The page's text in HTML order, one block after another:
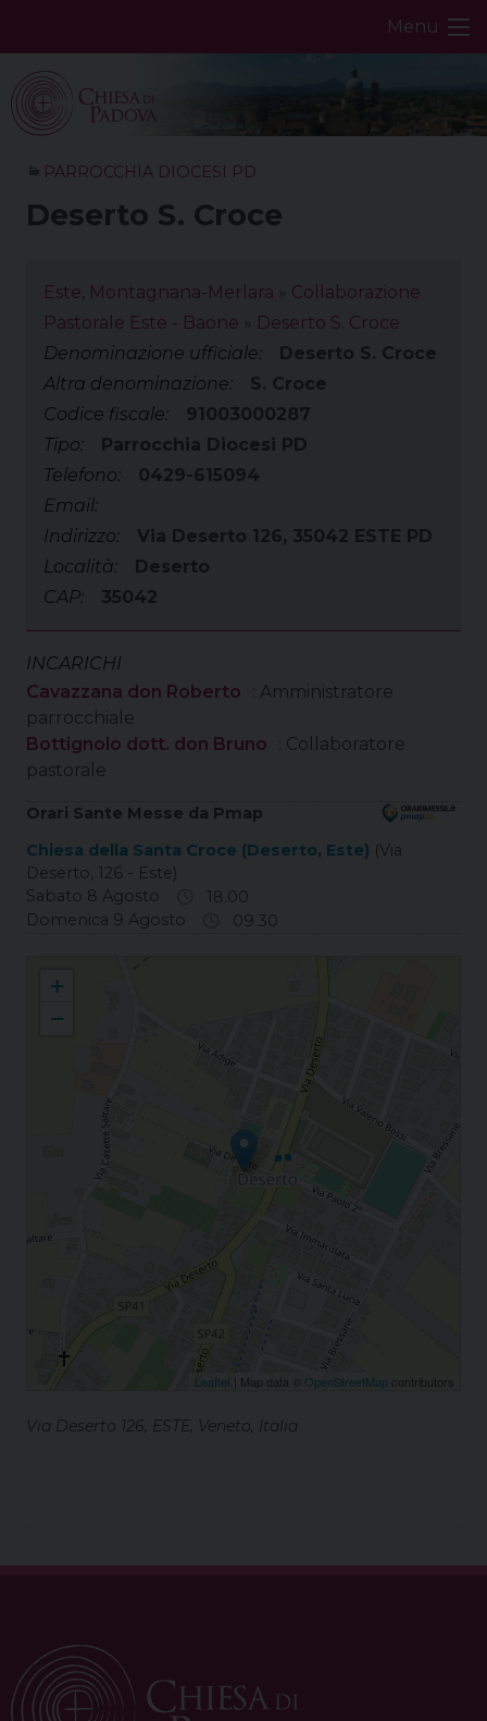
Menu
PARROCCHIA DIOCESI PD
Deserto S. Croce
Este, Montagnana-Merlara
Collaborazione
Pastorale Este - Baone
Deserto S. Croce
Denominazione ufficiale:
Deserto S. Croce
Altra denominazione:
S. Croce
Codice fiscale:
91003000287
Tipo:
Parrocchia Diocesi PD
Telefono:
0429-615094
Email:
Indirizzo:
Via Deserto 126, 35042 ESTE PD
Località:
Deserto
CAP:
35042
INCARICHI
Cavazzana don Roberto
: Amministratore
parrocchiale
Bottignolo dott. don Bruno
: Collaboratore
pastorale
Orari Sante Messe da Pmap
Chiesa della Santa Croce (Deserto, Este) (Via
Deserto, 126 - Este)
Sabato 8 Agosto
18.00
Domenica 9 Agosto
09.30
+
−
Leaflet | Map data © OpenStreetMap contributors
Via Deserto 126, ESTE, Veneto, Italia